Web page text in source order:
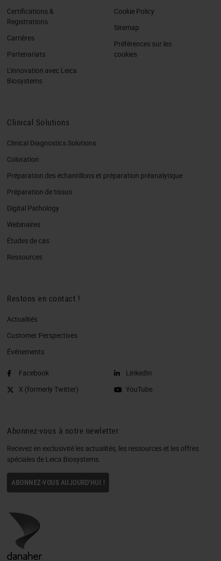
Certifications &
Registrations
Carrières
Partenariats
L'innovation avec Leica
Biosystems
Cookie Policy
Sitemap
Préférences sur les
cookies
Clinical Solutions
Clinical Diagnostics Solutions
Coloration
Préparation des échantillons et préparation préanalytique
Préparation de tissus
Digital Pathology
Webinaires
Études de cas
Ressources
Restons en contact !
Actualités
Customer Perspectives​
Événements
Facebook
X (formerly Twitter)
LinkedIn
YouTube
Abonnez-vous à notre newletter
Recevez en exclusivité les actualités, les ressources et les offres
spéciales de Leica Biosystems.
ABONNEZ-VOUS AUJOURD'HUI !